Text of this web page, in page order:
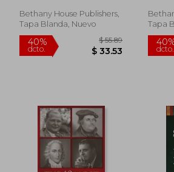
45%
dcto.
Bethany House Publishers,
Tapa Blanda, Nuevo
Tapa